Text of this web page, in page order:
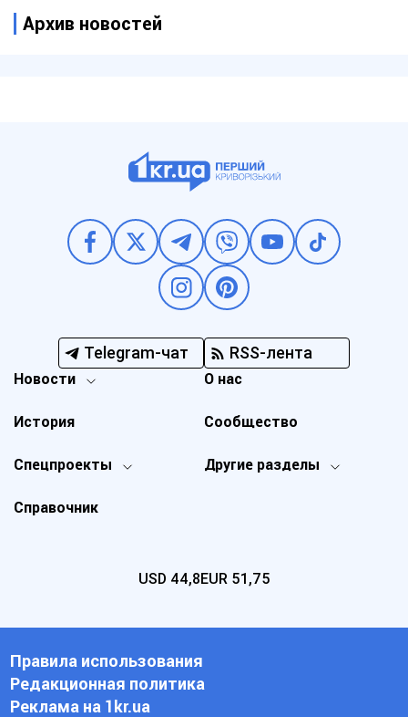
Архив новостей
Telegram-чат RSS-лента
Новости
Спецпроекты Другие разделы
История
О нас
Справочник
Сообщество
USD 44,8EUR 51,75
Правила использования
Редакционная политика
Реклама на 1kr.ua